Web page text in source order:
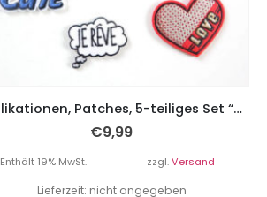
Applikationen, Patches, 5-teiliges Set “Bang”
€9,99
Enthält 19% MwSt. zzgl.Versand
Lieferzeit: nicht angegeben